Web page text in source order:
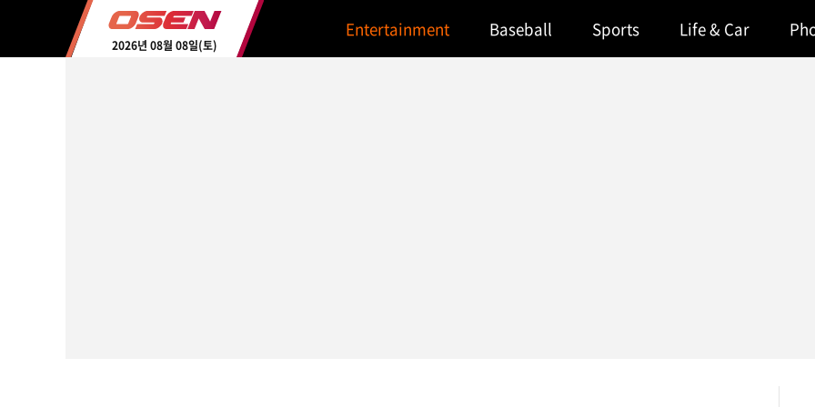
2026년 08월 08일(토)
Entertainment Baseball Sports Life & Car